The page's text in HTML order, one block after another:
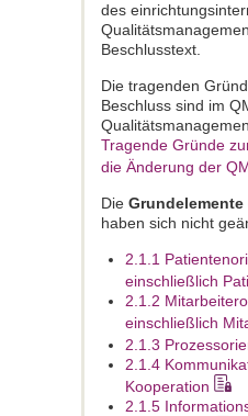
des
Beschlusstext.
Die tragenden
Beschluss sind im
Tragende Gründe
die Änderung der
Die Grundelemente
haben sich nicht
2.1.1
einschließlich
2.1.2
einschließlich
2.1.3
2.1.4
Kooperation
2.1.5